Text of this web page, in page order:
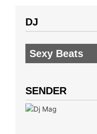
DJ
Sexy Beats
SENDER